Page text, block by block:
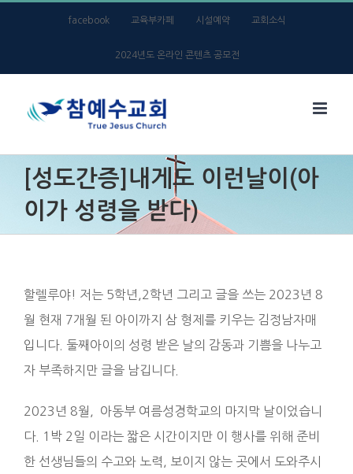
facebook 교육부카페 시설예약 교회소식
2024년도 온라인 콘텐츠 공모전
[성도간증]내게도 이런날이(아
이가 성령을 받다)
할렐루야! 저는 5학년,2학년 그리고 글을 쓰는 2023년 8
월 현재 7개월 된 아이까지 삼 형제를 키우는 김정남자매
입니다. 둘째아이의 성령 받은 날의 감동과 기쁨을 나누고
자 부족하지만 글을 남깁니다.
2023년 8월, 아동부 여름성경학교의 마지막 날이었습니
다. 1박 2일 이라는 짧은 시간이지만 이 행사를 위해 준비
한 선생님들의 수고와 노력, 보이지 않는 곳에서 도와주시